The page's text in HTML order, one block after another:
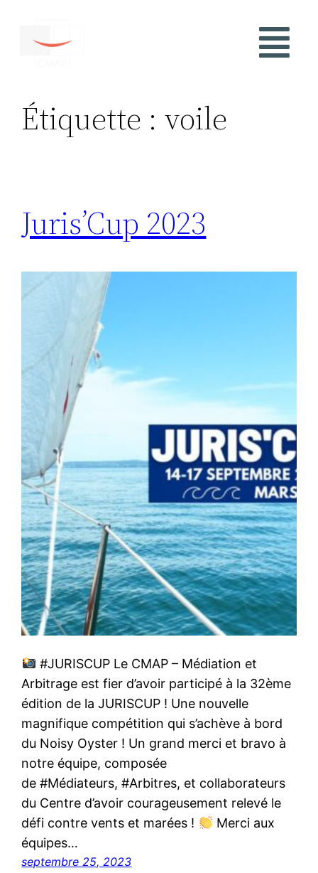
Étiquette : voile
Juris’Cup 2023
#JURISCUP Le CMAP – Médiation et
Arbitrage est fier d’avoir participé à la 32ème
édition de la JURISCUP ! Une nouvelle
magnifique compétition qui s’achève à bord
du Noisy Oyster ! Un grand merci et bravo à
notre équipe, composée
de #Médiateurs, #Arbitres, et collaborateurs
du Centre d’avoir courageusement relevé le
défi contre vents et marées !
Merci aux
équipes…
septembre 25, 2023